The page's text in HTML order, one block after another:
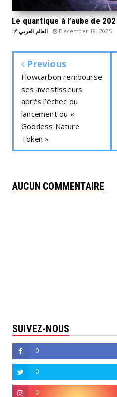
Le quantique à l’aube de
العالم العربي December 19, 2025
Previous
Flowcarbon rembourse
ses investisseurs
après l’échec du
lancement du «
Goddess Nature
Token »
AUCUN COMMENTAIRE
SUIVEZ-NOUS
0
0
0